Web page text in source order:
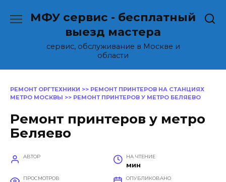
МФУ сервис - бесплатный
выезд мастера
сервис, обслуживание в Москве и
области
РЕМОНТ ОРГТЕХНИКИ >> РЕМОНТ ПРИНТЕРОВ НА СТАНЦИЯХ
МЕТРО МОСКВЫ >> РЕМОНТ ПРИНТЕРОВ У МЕТРО БЕЛЯЕВО
Ремонт принтеров у метро
Беляево
АВТОР НА ЧТЕНИЕ
мин
ПРОСМОТРОВ ОПУБЛИКОВАНО